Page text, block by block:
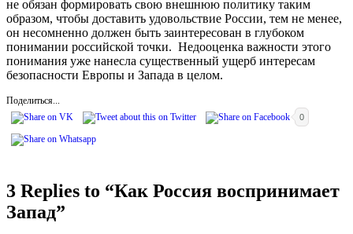
не обязан формировать свою внешнюю политику таким
образом, чтобы доставить удовольствие России, тем не менее,
он несомненно должен быть заинтересован в глубоком
понимании российской точки. Недооценка важности этого
понимания уже нанесла существенный ущерб интересам
безопасности Европы и Запада в целом.
Поделиться...
0
3 Replies to “Как Россия воспринимает
Запад”